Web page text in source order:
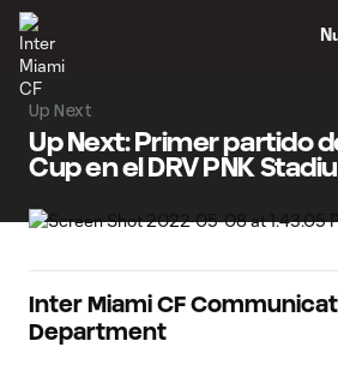
Up Next
Up Next: Primer partido
Cup en el DRV PNK
Inter Miami CF
Department